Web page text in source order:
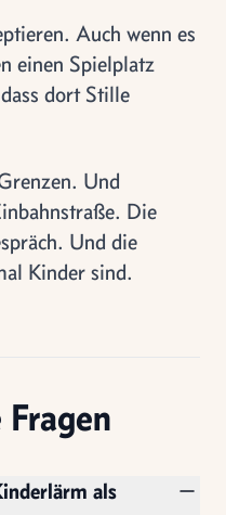
Auch wenn es
einen Spielplatz
dort Stille
Und
Die
Und die
Kinder sind.
als